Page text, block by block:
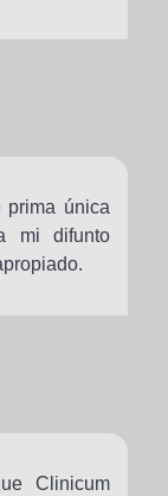
prima única
mi difunto
Clinicum